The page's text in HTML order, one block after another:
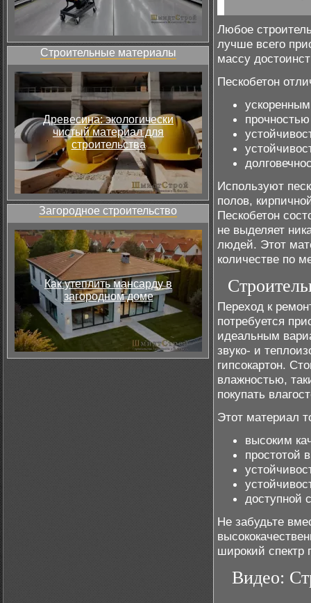
Строительные материалы
Древесина: экологически
чистый материал для
строительства
Загородное строительство
Как утеплить мансарду в
загородном доме
Любое
лучше всего
массу
Пескобетон
Используют
полов,
Пескобетон
не выделяет
людей. Этот
количестве по
Переход к
потребуется
идеальным
звуко- и
гипсокартон.
влажностью,
покупать
Этот материал
высоким
простотой
доступной
Не забудьте
широкий спектр
Видео: